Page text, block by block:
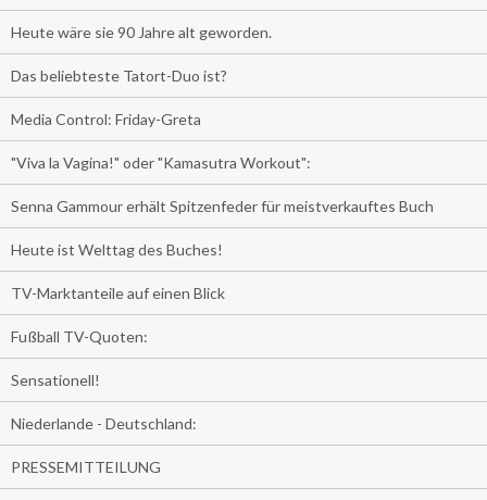
Heute wäre sie 90 Jahre alt geworden.
Das beliebteste Tatort-Duo ist?
Media Control: Friday-Greta
"Viva la Vagina!" oder "Kamasutra Workout":
Senna Gammour erhält Spitzenfeder für meistverkauftes Buch
Heute ist Welttag des Buches!
TV-Marktanteile auf einen Blick
Fußball TV-Quoten:
Sensationell!
Niederlande - Deutschland:
PRESSEMITTEILUNG